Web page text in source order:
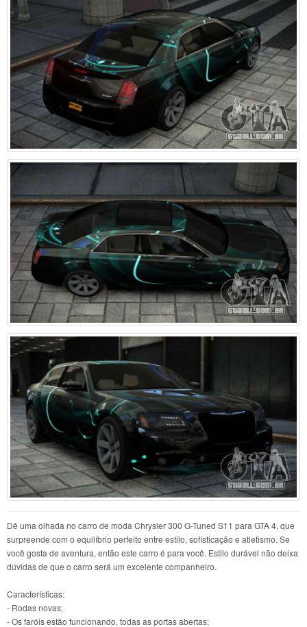
Dê uma olhada no carro de moda Chrysler 300 G-Tuned S11 para GTA 4, que
surpreende com o equilíbrio perfeito entre estilo, sofisticação e atletismo. Se
você gosta de aventura, então este carro é para você. Estilo durável não deixa
dúvidas de que o carro será um excelente companheiro.
Características:
- Rodas novas;
- Os faróis estão funcionando, todas as portas abertas;